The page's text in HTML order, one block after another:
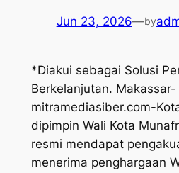
Jun 23, 2026—by
*Diakui sebagai Solusi
Berkelanjutan. Makassar-
mitramediasiber.com-
dipimpin Wali Kota
resmi mendapat
menerima penghargaan